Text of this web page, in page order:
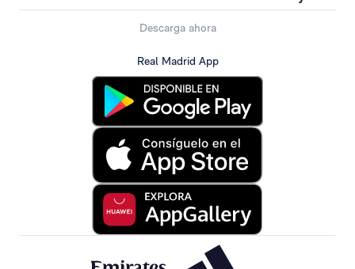
Descarga ahora
Real Madrid App